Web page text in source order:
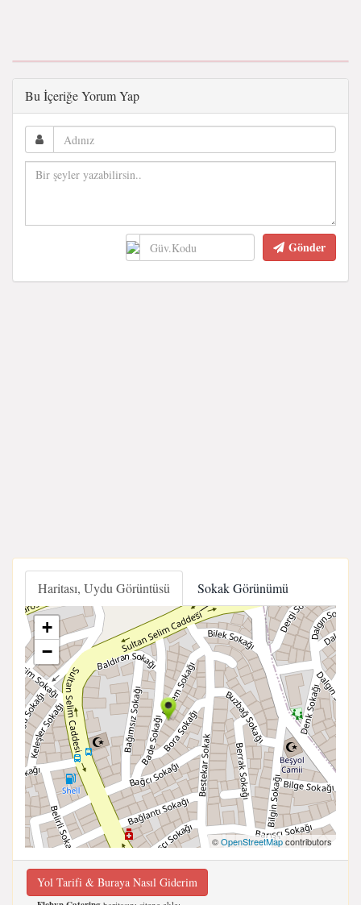
Bu İçeriğe Yorum Yap
Gönder
Haritası, Uydu Görüntüsü Sokak Görünümü
+
−
©OpenStreetMapcontributors
Yol Tarifi & Buraya Nasıl Giderim